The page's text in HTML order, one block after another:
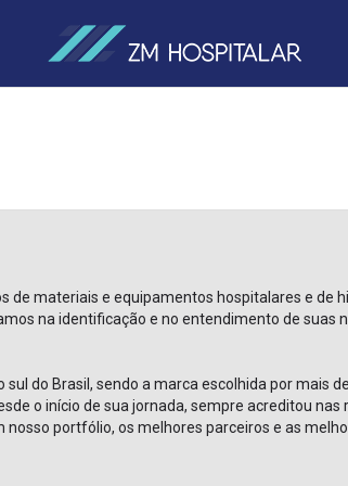
de materiais e equipamentos hospitalares e de
na identificação e no entendimento de
do Brasil, sendo a marca escolhida por mais
o início de sua jornada, sempre acreditou
portfólio, os melhores parceiros e as